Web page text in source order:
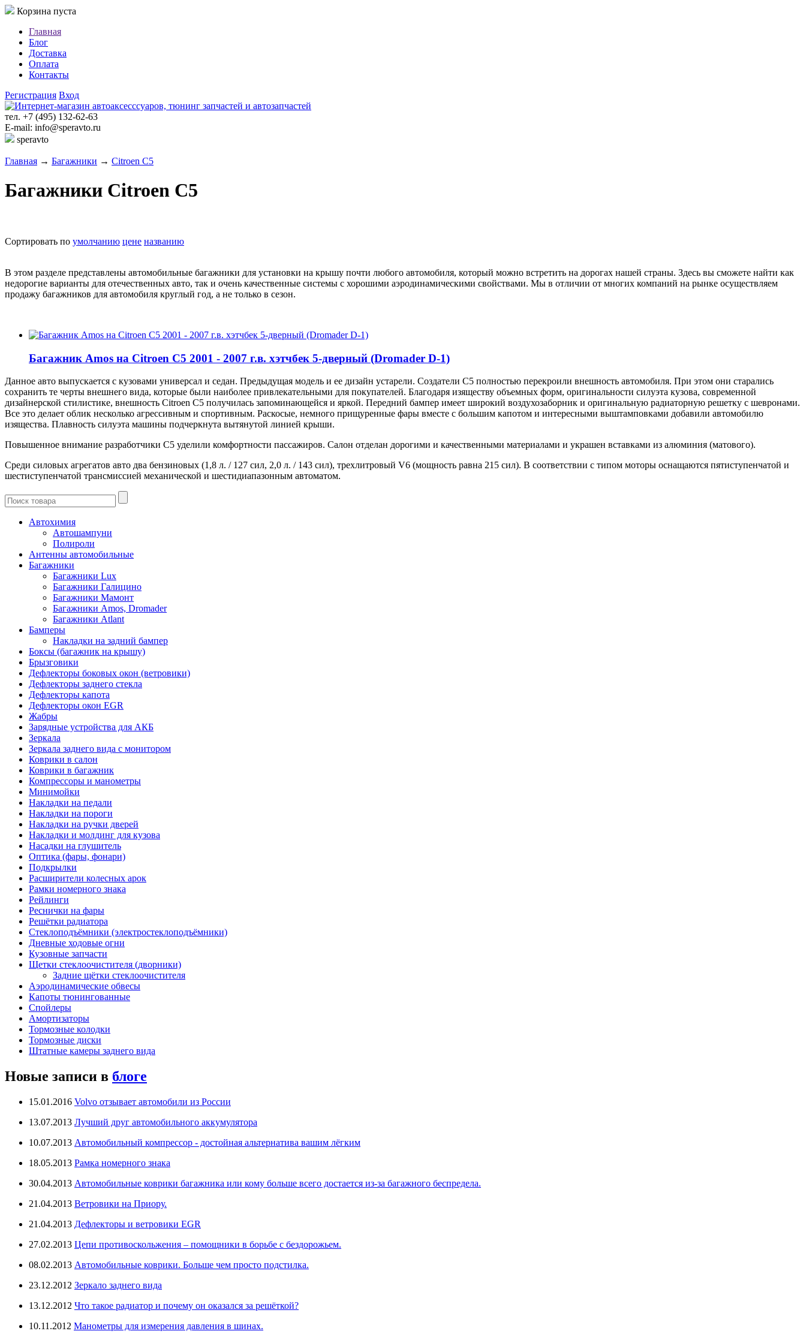
Корзина пуста
Главная
Блог
Доставка
Оплата
Контакты
Регистрация Вход
тел. +7 (495) 132-62-63
E-mail: info@speravto.ru
speravto
Главная → Багажники → Citroen C5
Багажники Citroen C5
Сортировать по умолчанию цене названию
В этом разделе представлены автомобильные багажники для установки на крышу почти любого автомобиля, который можно встретить на дорогах нашей страны. Здесь вы сможете найти как
недорогие варианты для отечественных авто, так и очень качественные системы с хорошими аэродинамическими свойствами. Мы в отличии от многих компаний на рынке осуществляем
продажу багажников для автомобиля круглый год, а не только в сезон.
Багажник Amos на Citroen C5 2001 - 2007 г.в. хэтчбек 5-дверный (Dromader D-1)
Данное авто выпускается с кузовами универсал и седан. Предыдущая модель и ее дизайн устарели. Создатели С5 полностью перекроили внешность автомобиля. При этом они старались
сохранить те черты внешнего вида, которые были наиболее привлекательными для покупателей. Благодаря изяществу объемных форм, оригинальности силуэта кузова, современной
дизайнерской стилистике, внешность Citroen С5 получилась запоминающейся и яркой. Передний бампер имеет широкий воздухозаборник и оригинальную радиаторную решетку с шевронами.
Все это делает облик несколько агрессивным и спортивным. Раскосые, немного прищуренные фары вместе с большим капотом и интересными выштамповками добавили автомобилю
изящества. Плавность силуэта машины подчеркнута вытянутой линией крыши.
Повышенное внимание разработчики С5 уделили комфортности пассажиров. Салон отделан дорогими и качественными материалами и украшен вставками из алюминия (матового).
Среди силовых агрегатов авто два бензиновых (1,8 л. / 127 сил, 2,0 л. / 143 сил), трехлитровый V6 (мощность равна 215 сил). В соответствии с типом моторы оснащаются пятиступенчатой и
шестиступенчатой трансмиссией механической и шестидиапазонным автоматом.
Автохимия
Автошампуни
Полироли
Антенны автомобильные
Багажники
Багажники Lux
Багажники Галицино
Багажники Мамонт
Багажники Amos, Dromader
Багажники Atlant
Бамперы
Накладки на задний бампер
Боксы (багажник на крышу)
Брызговики
Дефлекторы боковых окон (ветровики)
Дефлекторы заднего стекла
Дефлекторы капота
Дефлекторы окон EGR
Жабры
Зарядные устройства для АКБ
Зеркала
Зеркала заднего вида с монитором
Коврики в салон
Коврики в багажник
Компрессоры и манометры
Минимойки
Накладки на педали
Накладки на пороги
Накладки на ручки дверей
Накладки и молдинг для кузова
Насадки на глушитель
Оптика (фары, фонари)
Подкрылки
Расширители колесных арок
Рамки номерного знака
Рейлинги
Реснички на фары
Решётки радиатора
Стеклоподъёмники (электростеклоподъёмники)
Дневные ходовые огни
Кузовные запчасти
Щетки стеклоочистителя (дворники)
Задние щётки стеклоочистителя
Аэродинамические обвесы
Капоты тюнингованные
Спойлеры
Амортизаторы
Тормозные колодки
Тормозные диски
Штатные камеры заднего вида
Новые записи в блоге
15.01.2016 Volvo отзывает автомобили из России
13.07.2013 Лучший друг автомобильного аккумулятора
10.07.2013 Автомобильный компрессор - достойная альтернатива вашим лёгким
18.05.2013 Рамка номерного знака
30.04.2013 Автомобильные коврики багажника или кому больше всего достается из-за багажного беспредела.
21.04.2013 Ветровики на Приору.
21.04.2013 Дефлекторы и ветровики EGR
27.02.2013 Цепи противоскольжения – помощники в борьбе с бездорожьем.
08.02.2013 Автомобильные коврики. Больше чем просто подстилка.
23.12.2012 Зеркало заднего вида
13.12.2012 Что такое радиатор и почему он оказался за решёткой?
10.11.2012 Манометры для измерения давления в шинах.